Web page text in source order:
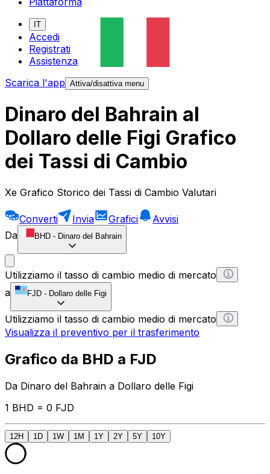
IT
Accedi
Registrati
Assistenza
Scarica l'app Attiva/disattiva menu
Dinaro del Bahrain al
Dollaro delle Figi Grafico
dei Tassi di Cambio
Xe Grafico Storico dei Tassi di Cambio Valutari
Converti Invia Grafici
Avvisi
Da
BHD - Dinaro del Bahrain
Utilizziamo il tasso di cambio medio di mercato
a
FJD - Dollaro delle Figi
Utilizziamo il tasso di cambio medio di mercato
Visualizza il preventivo per il trasferimento
Grafico da BHD a FJD
Da Dinaro del Bahrain a Dollaro delle Figi
1 BHD = 0 FJD
12H 1D 1W 1M 1Y 2Y 5Y 10Y